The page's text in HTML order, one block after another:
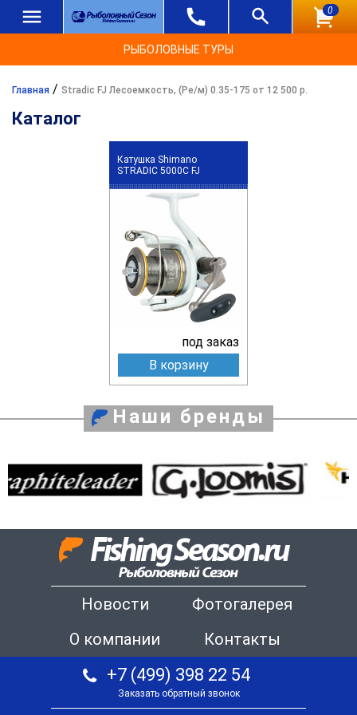
0
РЫБОЛОВНЫЕ ТУРЫ
Главная / Stradic FJ Лесоемкость, (Ре/м) 0.35-175 от 12 500 р.
Каталог
Катушка Shimano
STRADIC 5000C FJ
под заказ
В корзину
Наши бренды
Новости
Фотогалерея
О компании
Контакты
+7 (499) 398 22 54
Заказать обратный звонок